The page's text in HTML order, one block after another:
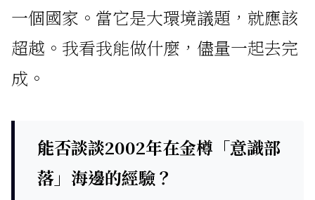
一個國家。當它是大環境議題，就應該
超越。我看我能做什麼，儘量一起去完
成。
能否談談2002年在金樽「意識部
落」海邊的經驗？